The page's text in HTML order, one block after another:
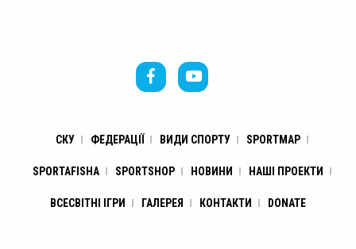
СКУ ФЕДЕРАЦІЇ ВИДИ СПОРТУ SPORTMAP
SPORTAFISHA SPORTSHOP НОВИНИ НАШІ ПРОЕКТИ
ВСЕСВІТНІ ІГРИ ГАЛЕРЕЯ КОНТАКТИ DONATE